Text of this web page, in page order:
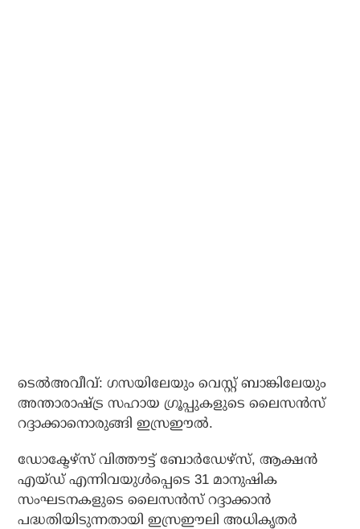
ടെല്‍അവീവ്: ഗസയിലേയും വെസ്റ്റ് ബാങ്കിലേയും
അന്താരാഷ്ട്ര സഹായ ഗ്രൂപ്പുകളുടെ ലൈസന്‍സ്
റദ്ദാക്കാനൊരുങ്ങി ഇസ്രഈല്‍.
ഡോക്ടേഴ്‌സ് വിത്തൗട്ട് ബോര്‍ഡേഴ്‌സ്, ആക്ഷന്‍
എയ്ഡ് എന്നിവയുള്‍പ്പെടെ 31 മാനുഷിക
സംഘടനകളുടെ ലൈസന്‍സ് റദ്ദാക്കാന്‍
പദ്ധതിയിടുന്നതായി ഇസ്രഈലി അധികൃതര്‍